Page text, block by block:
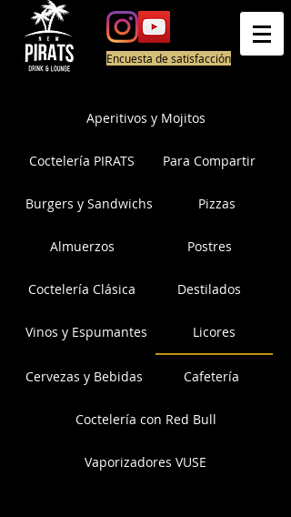
Encuesta de satisfacción
Aperitivos y Mojitos
Coctelería PIRATS Para Compartir
Burgers y Sandwichs Pizzas
Almuerzos Postres
Coctelería Clásica Destilados
Vinos y Espumantes Licores
Cervezas y Bebidas Cafetería
Coctelería con Red Bull
Vaporizadores VUSE